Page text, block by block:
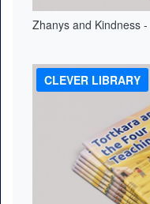
Zhanys and Kindness
CLEVER LIBRARY